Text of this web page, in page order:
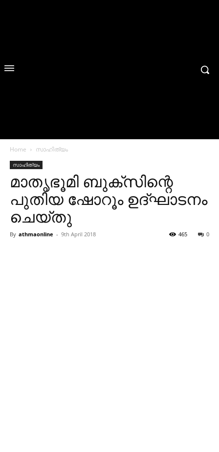
Home സാഹിത്യം
സാഹിത്യം
മാതൃഭൂമി ബുക്‌സിന്റെ
പുതിയ ഷോറൂം ഉദ്ഘാടനം
ചെയ്തു
By athmaonline - 9th April 2018 0
465